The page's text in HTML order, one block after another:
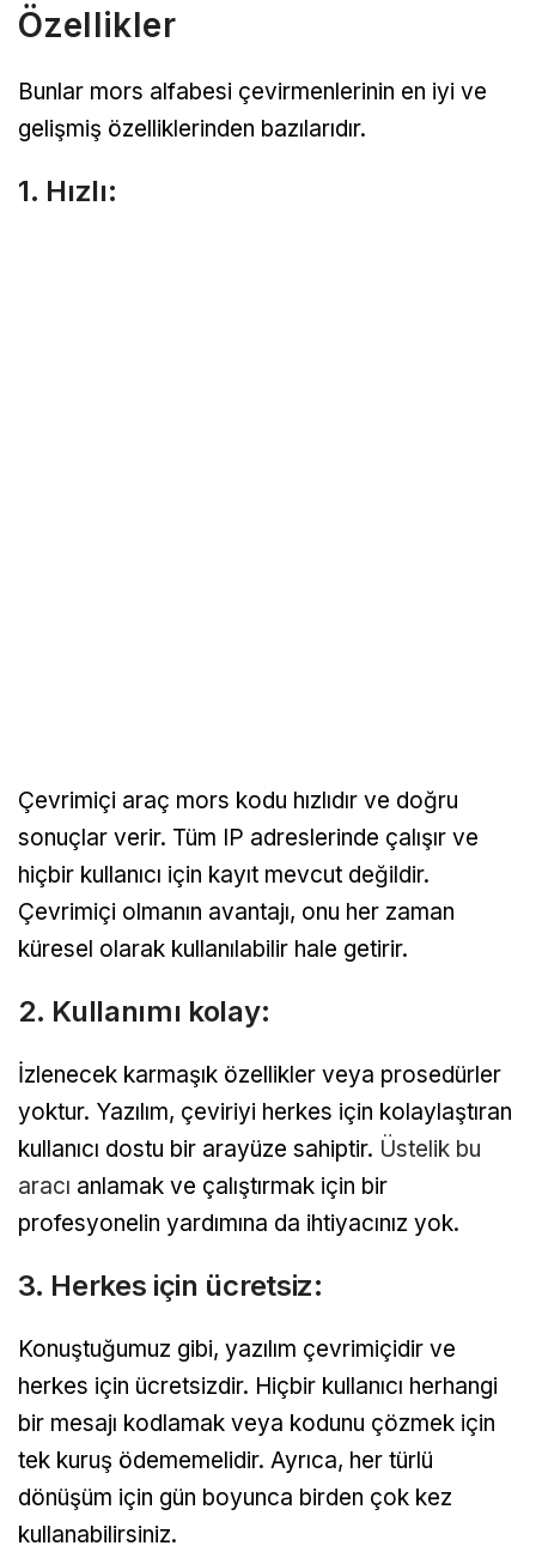
Özellikler
Bunlar mors alfabesi çevirmenlerinin en iyi ve
gelişmiş özelliklerinden bazılarıdır.
1. Hızlı:
Çevrimiçi araç mors kodu hızlıdır ve doğru
sonuçlar verir. Tüm IP adreslerinde çalışır ve
hiçbir kullanıcı için kayıt mevcut değildir.
Çevrimiçi olmanın avantajı, onu her zaman
küresel olarak kullanılabilir hale getirir.
2. Kullanımı kolay:
İzlenecek karmaşık özellikler veya prosedürler
yoktur. Yazılım, çeviriyi herkes için kolaylaştıran
kullanıcı dostu bir arayüze sahiptir. Üstelik bu
aracı anlamak ve çalıştırmak için bir
profesyonelin yardımına da ihtiyacınız yok.
3. Herkes için ücretsiz:
Konuştuğumuz gibi, yazılım çevrimiçidir ve
herkes için ücretsizdir. Hiçbir kullanıcı herhangi
bir mesajı kodlamak veya kodunu çözmek için
tek kuruş ödememelidir. Ayrıca, her türlü
dönüşüm için gün boyunca birden çok kez
kullanabilirsiniz.